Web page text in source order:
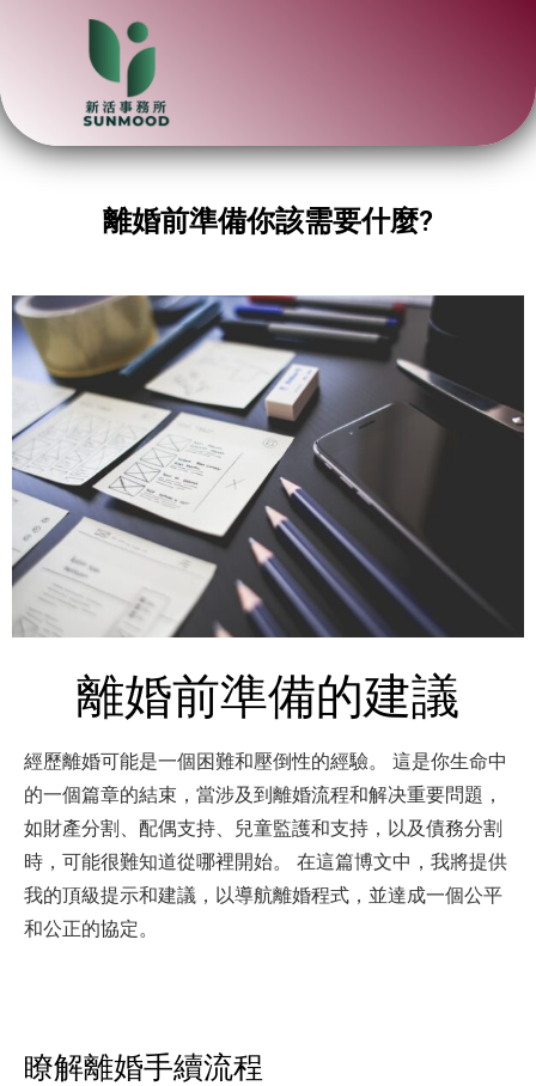
離婚前準備你該需要什麼?
離婚前準備的建議
經歷離婚可能是一個困難和壓倒性的經驗。 這是你生命中
的一個篇章的結束，當涉及到離婚流程和解决重要問題，
如財產分割、配偶支持、兒童監護和支持，以及債務分割
時，可能很難知道從哪裡開始。 在這篇博文中，我將提供
我的頂級提示和建議，以導航離婚程式，並達成一個公平
和公正的協定。
瞭解離婚手續流程